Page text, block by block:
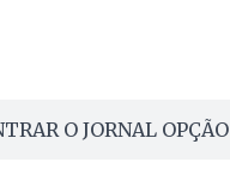
O JORNAL OPÇÃO